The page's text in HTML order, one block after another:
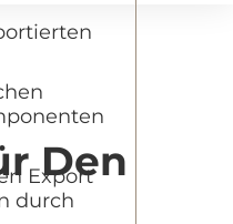
Den
Export
durch